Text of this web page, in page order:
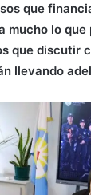
que
mucho lo que
que discutir
llevando